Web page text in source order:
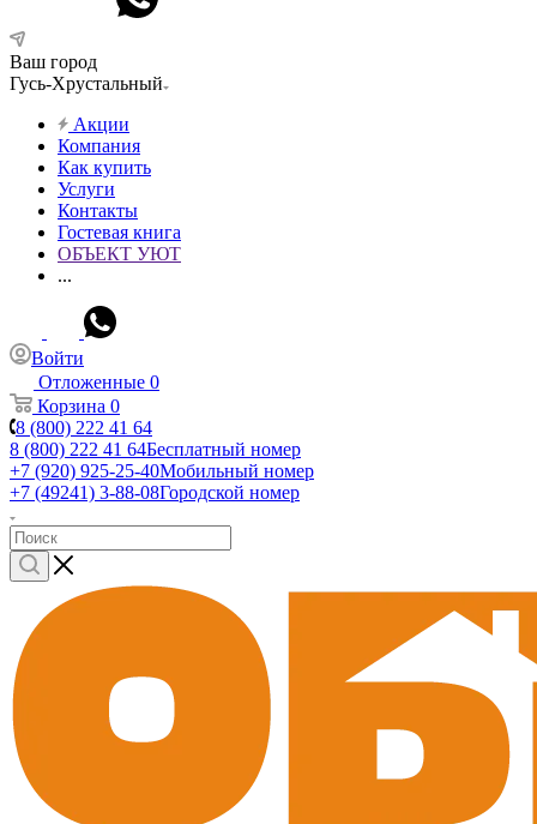
Ваш город
Гусь-Хрустальный
Акции
Компания
Как купить
Услуги
Контакты
Гостевая книга
ОБЪЕКТ УЮТ
...
Войти
Отложенные 0
Корзина 0
8 (800) 222 41 64
8 (800) 222 41 64Бесплатный номер
+7 (920) 925-25-40Мобильный номер
+7 (49241) 3-88-08Городской номер